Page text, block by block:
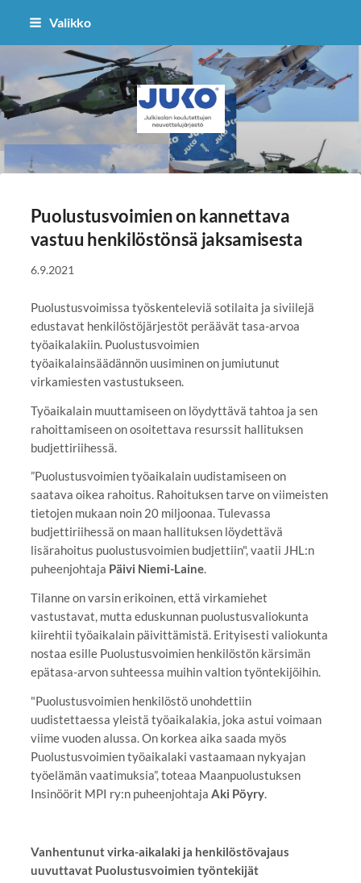
Siirry
Valikko
JUKO ry - pl. UL ja PL
Puolustusvoimien on kannettava
vastuu henkilöstönsä jaksamisesta
6.9.2021
Puolustusvoimissa työskenteleviä sotilaita ja siviilejä
edustavat henkilöstöjärjestöt peräävät tasa-arvoa
työaikalakiin. Puolustusvoimien
työaikalainsäädännön uusiminen on jumiutunut
virkamiesten vastustukseen.
Työaikalain muuttamiseen on löydyttävä tahtoa ja sen
rahoittamiseen on osoitettava resurssit hallituksen
budjettiriihessä.
”Puolustusvoimien työaikalain uudistamiseen on
saatava oikea rahoitus. Rahoituksen tarve on viimeisten
tietojen mukaan noin 20 miljoonaa. Tulevassa
budjettiriihessä on maan hallituksen löydettävä
lisärahoitus puolustusvoimien budjettiin", vaatii JHL:n
puheenjohtaja Päivi Niemi-Laine.
Tilanne on varsin erikoinen, että virkamiehet
vastustavat, mutta eduskunnan puolustusvaliokunta
kiirehtii työaikalain päivittämistä. Erityisesti valiokunta
nostaa esille Puolustusvoimien henkilöstön kärsimän
epätasa-arvon suhteessa muihin valtion työntekijöihin.
"Puolustusvoimien henkilöstö unohdettiin
uudistettaessa yleistä työaikalakia, joka astui voimaan
viime vuoden alussa. On korkea aika saada myös
Puolustusvoimien työaikalaki vastaamaan nykyajan
työelämän vaatimuksia”, toteaa Maanpuolustuksen
Insinöörit MPI ry:n puheenjohtaja Aki Pöyry.
Vanhentunut virka-aikalaki ja henkilöstövajaus
uuvuttavat Puolustusvoimien työntekijät